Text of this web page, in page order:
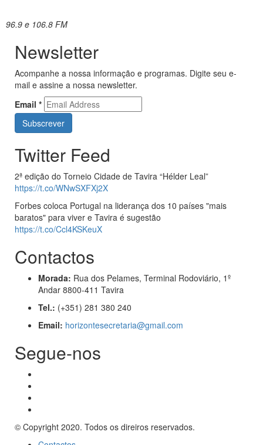
96.9 e 106.8 FM
Newsletter
Acompanhe a nossa informação e programas. Digite seu e-
mail e assine a nossa newsletter.
Email *
Twitter Feed
2ª edição do Torneio Cidade de Tavira “Hélder Leal”
https://t.co/WNwSXFXj2X
Forbes coloca Portugal na liderança dos 10 países "mais
baratos" para viver e Tavira é sugestão
https://t.co/Ccl4KSKeuX
Contactos
Morada: Rua dos Pelames, Terminal Rodoviário, 1º
Andar 8800-411 Tavira
Tel.: (+351) 281 380 240
Email: horizontesecretaria@gmail.com
Segue-nos
© Copyright 2020. Todos os direiros reservados.